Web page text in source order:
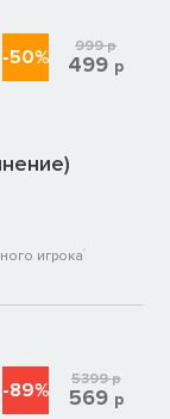
игрока
-50% 999р
499 р
-89% 5399р
569 р